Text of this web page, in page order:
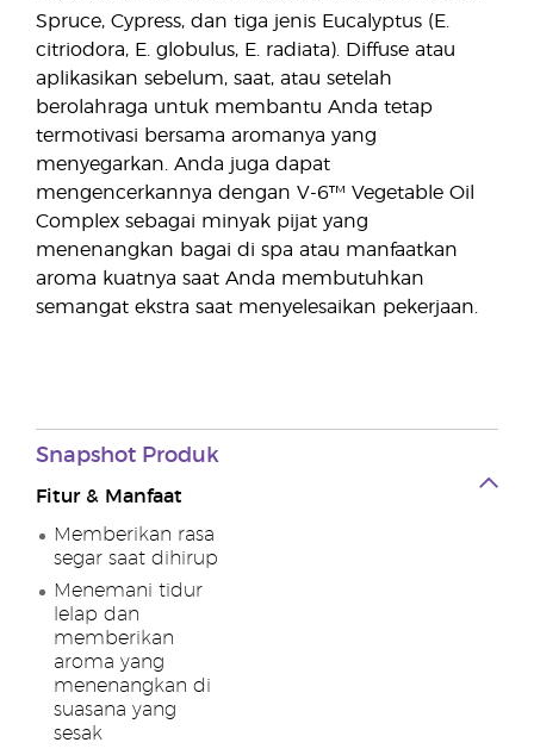
Spruce, Cypress, dan tiga jenis Eucalyptus (E.
citriodora, E. globulus, E. radiata). Diffuse atau
aplikasikan sebelum, saat, atau setelah
berolahraga untuk membantu Anda tetap
termotivasi bersama aromanya yang
menyegarkan. Anda juga dapat
mengencerkannya dengan V-6™ Vegetable Oil
Complex sebagai minyak pijat yang
menenangkan bagai di spa atau manfaatkan
aroma kuatnya saat Anda membutuhkan
semangat ekstra saat menyelesaikan pekerjaan.
Snapshot Produk
Fitur & Manfaat
Memberikan rasa
segar saat dihirup
Menemani tidur
lelap dan
memberikan
aroma yang
menenangkan di
suasana yang
sesak